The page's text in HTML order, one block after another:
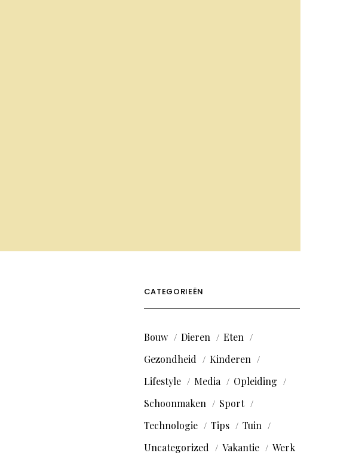
CATEGORIEËN
Bouw Dieren
Eten
Gezondheid
Kinderen
Lifestyle
Media
Opleiding
Schoonmaken
Sport
Technologie
Tips
Tuin
Uncategorized
Vakantie
Werk